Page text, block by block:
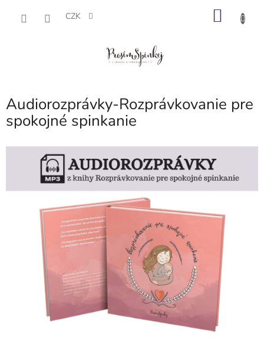
CZK
Audiorozprávky-Rozprávkovanie pre
spokojné spinkanie